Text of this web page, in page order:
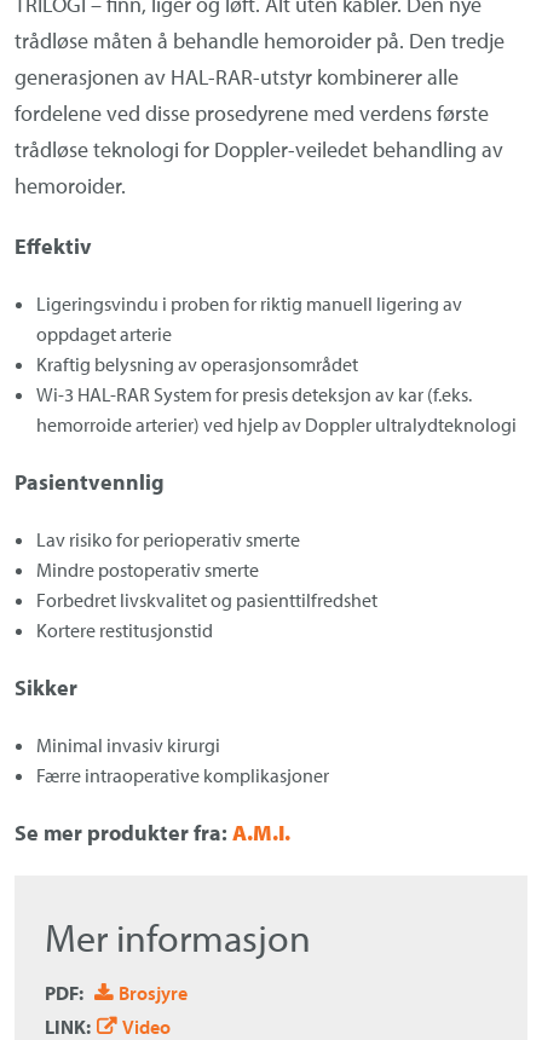
Om Medistim
About Medistim
Leverandører
trådløse måten å behandle hemoroider på. Den tredje
generasjonen av HAL-RAR-utstyr kombinerer alle
fordelene ved disse prosedyrene med verdens første
trådløse teknologi for Doppler-veiledet behandling av
hemoroider.
Effektiv
Ligeringsvindu i proben for riktig manuell ligering av
oppdaget arterie
Kraftig belysning av operasjonsområdet
Wi-3 HAL-RAR System for presis deteksjon av kar (f.eks.
hemorroide arterier) ved hjelp av Doppler ultralydteknologi
Pasientvennlig
Lav risiko for perioperativ smerte
Mindre postoperativ smerte
Forbedret livskvalitet og pasienttilfredshet
Kortere restitusjonstid
Sikker
Minimal invasiv kirurgi
Færre intraoperative komplikasjoner
Se mer produkter fra: A.M.I.
Mer informasjon
PDF:
Brosjyre
LINK:
Video